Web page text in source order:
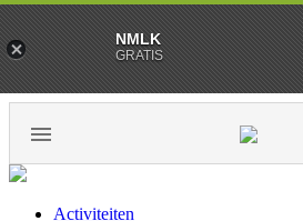
Activiteiten
NMLK
GRATIS